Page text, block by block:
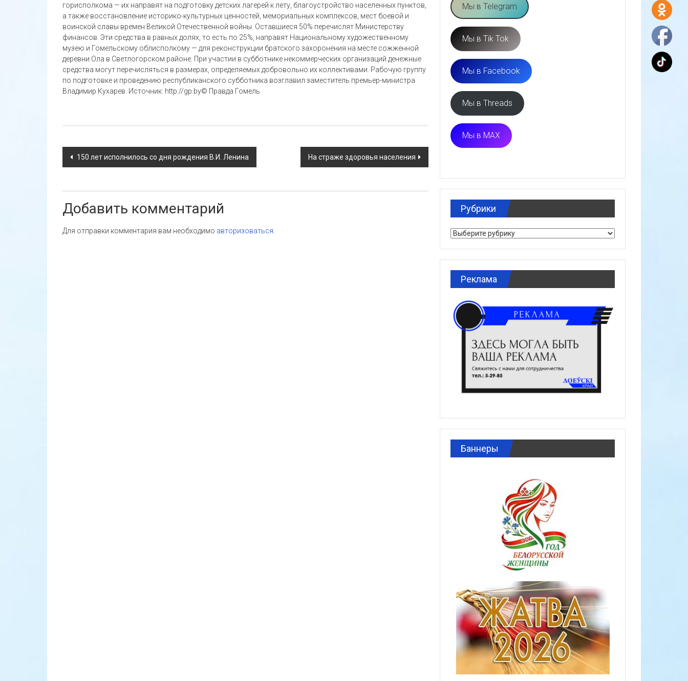
горисполкома — их направят на подготовку детских лагерей к лету, благоустройство населенных пунктов,
а также восстановление историко-культурных ценностей, мемориальных комплексов, мест боевой и
воинской славы времен Великой Отечественной войны. Оставшиеся 50% перечислят Министерству
финансов. Эти средства в равных долях, то есть по 25%, направят Национальному художественному
музею и Гомельскому облисполкому — для реконструкции братского захоронения на месте сожженной
деревни Ола в Светлогорском районе. При участии в субботнике некоммерческих организаций денежные
средства могут перечисляться в размерах, определяемых добровольно их коллективами. Рабочую группу
по подготовке и проведению республиканского субботника возглавил заместитель премьер-министра
Владимир Кухарев. Источник: http://gp.by© Правда Гомель
Навигация
150 лет исполнилось со дня рождения В.И. Ленина На страже здоровья населения
Добавить комментарий
Для отправки комментария вам необходимо авторизоваться
Мы в Telegram
Мы в Tik Tok
Мы в Facebook
Мы в Threads
Мы в MAX
Рубрики
Рубрики
Реклама
Баннеры